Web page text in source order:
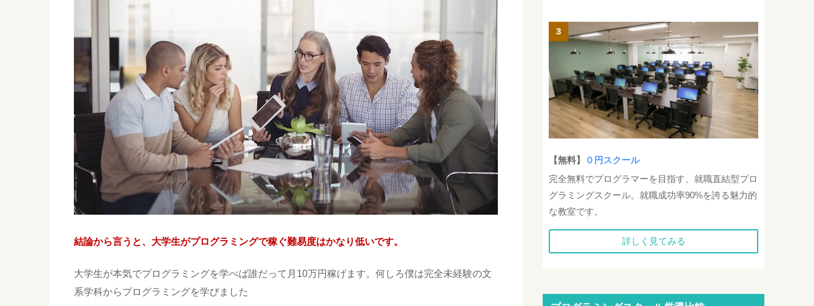
結論から言うと、大学生がプログラミングで稼ぐ難易度はかなり低いです。
大学生が本気でプログラミングを学べば誰だって月10万円稼げます。何しろ僕は完全未経験の文
系学科からプログラミングを学びました
【無料】
０円スクール
完全無料でプログラマーを目指す、就職直結型プロ
グラミングスクール。就職成功率90%を誇る魅力的
な教室です。
詳しく見てみる